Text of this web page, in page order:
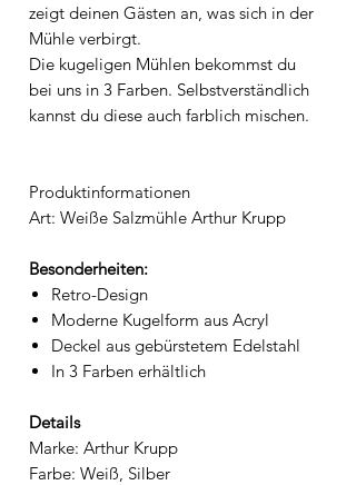
zeigt deinen Gästen an, was sich in der
Mühle verbirgt.
Die kugeligen Mühlen bekommst du
bei uns in 3 Farben. Selbstverständlich
kannst du diese auch farblich mischen.
Produktinformationen
Art: Weiße Salzmühle Arthur Krupp
Besonderheiten:
Retro-Design
Moderne Kugelform aus Acryl
Deckel aus gebürstetem Edelstahl
In 3 Farben erhältlich
Details
Marke: Arthur Krupp
Farbe: Weiß, Silber